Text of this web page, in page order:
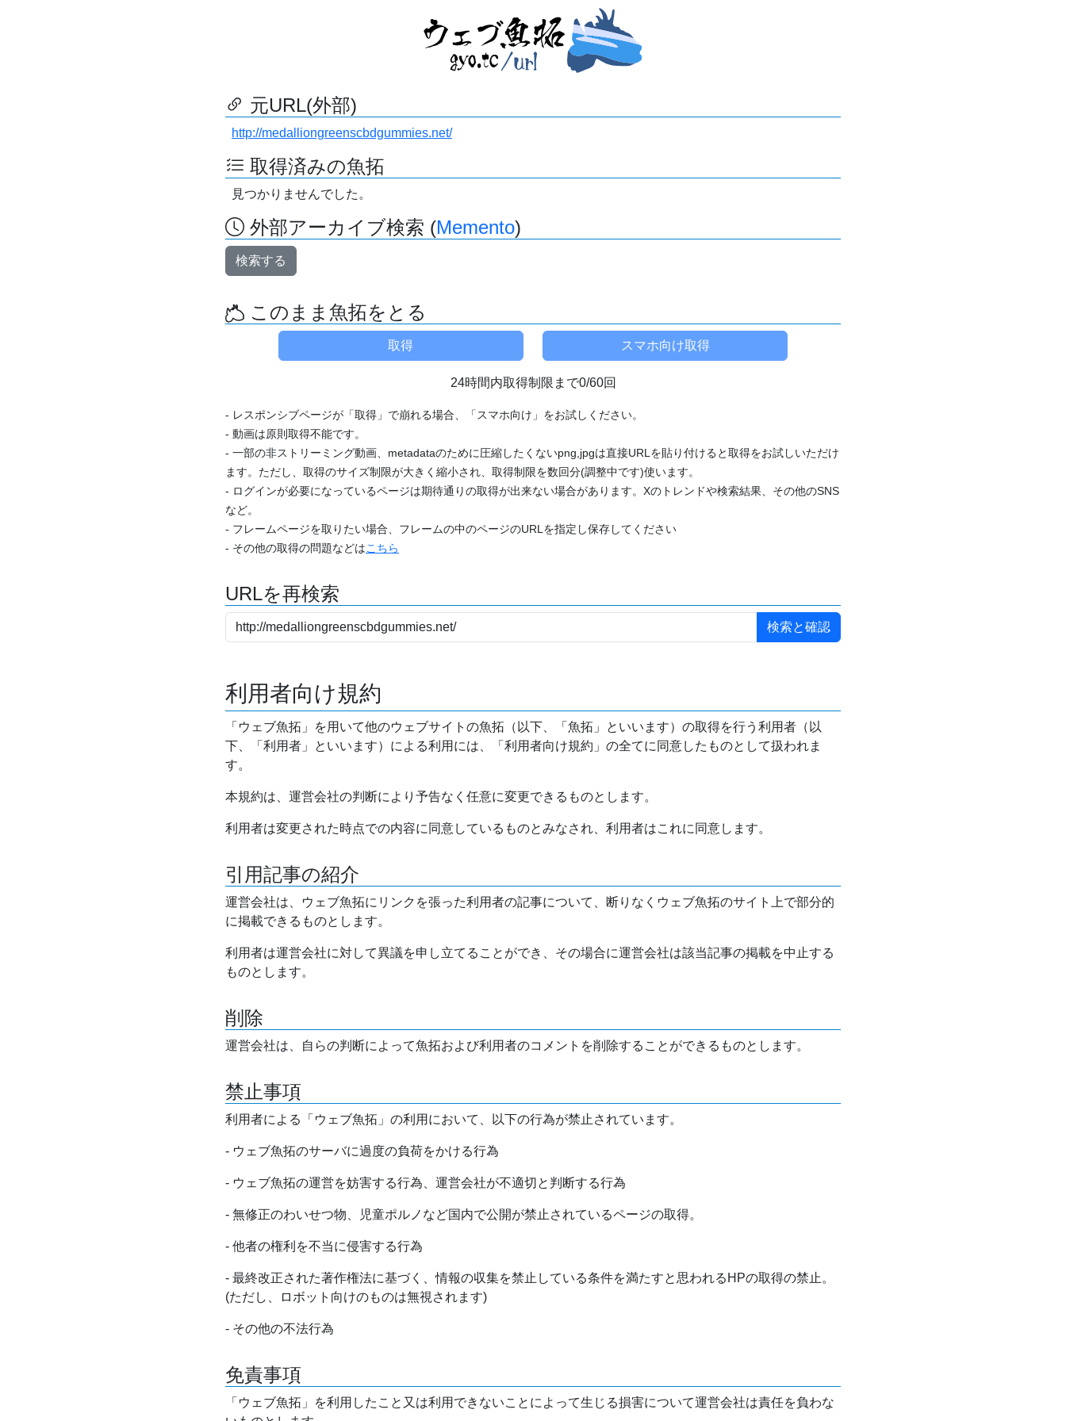
元URL(外部)
http://medalliongreenscbdgummies.net/
取得済みの魚拓
見つかりませんでした。
外部アーカイブ検索 (Memento)
検索する
このまま魚拓をとる
24時間内取得制限まで0/60回
- レスポンシブページが「取得」で崩れる場合、「スマホ向け」をお試しください。
- 動画は原則取得不能です。
- 一部の非ストリーミング動画、metadataのために圧縮したくないpng,jpgは直接URLを貼り付けると取得をお試しいただけ
ます。ただし、取得のサイズ制限が大きく縮小され、取得制限を数回分(調整中です)使います。
- ログインが必要になっているページは期待通りの取得が出来ない場合があります。Xのトレンドや検索結果、その他のSNS
など。
- フレームページを取りたい場合、フレームの中のページのURLを指定し保存してください
- その他の取得の問題などはこちら
URLを再検索
利用者向け規約
「ウェブ魚拓」を用いて他のウェブサイトの魚拓（以下、「魚拓」といいます）の取得を行う利用者（以
下、「利用者」といいます）による利用には、「利用者向け規約」の全てに同意したものとして扱われま
す。
本規約は、運営会社の判断により予告なく任意に変更できるものとします。
利用者は変更された時点での内容に同意しているものとみなされ、利用者はこれに同意します。
引用記事の紹介
運営会社は、ウェブ魚拓にリンクを張った利用者の記事について、断りなくウェブ魚拓のサイト上で部分的
に掲載できるものとします。
利用者は運営会社に対して異議を申し立てることができ、その場合に運営会社は該当記事の掲載を中止する
ものとします。
削除
運営会社は、自らの判断によって魚拓および利用者のコメントを削除することができるものとします。
禁止事項
利用者による「ウェブ魚拓」の利用において、以下の行為が禁止されています。
- ウェブ魚拓のサーバに過度の負荷をかける行為
- ウェブ魚拓の運営を妨害する行為、運営会社が不適切と判断する行為
- 無修正のわいせつ物、児童ポルノなど国内で公開が禁止されているページの取得。
- 他者の権利を不当に侵害する行為
- 最終改正された著作権法に基づく、情報の収集を禁止している条件を満たすと思われるHPの取得の禁止。
(ただし、ロボット向けのものは無視されます)
- その他の不法行為
免責事項
「ウェブ魚拓」を利用したこと又は利用できないことによって生じる損害について運営会社は責任を負わな